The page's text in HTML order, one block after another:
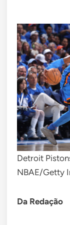
Detroit
NBAE/Getty
Da Redação